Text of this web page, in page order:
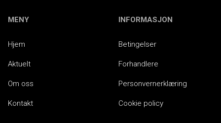
MENY
Hjem
Aktuelt
Om oss
Kontakt
INFORMASJON
Betingelser
Forhandlere
Personvernerklæring
Cookie policy